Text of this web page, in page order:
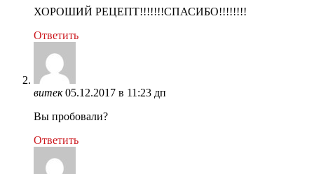
ХОРОШИЙ РЕЦЕПТ!!!!!!!СПАСИБО!!!!!!!!
Ответить
витек 05.12.2017 в 11:23 дп
Вы пробовали?
Ответить